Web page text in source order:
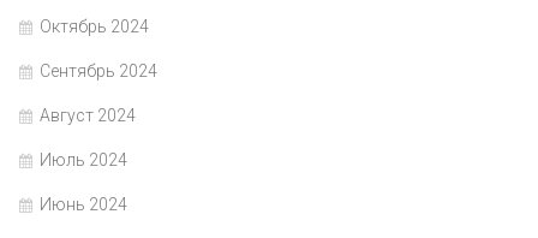
Октябрь 2024
Сентябрь 2024
Август 2024
Июль 2024
Июнь 2024